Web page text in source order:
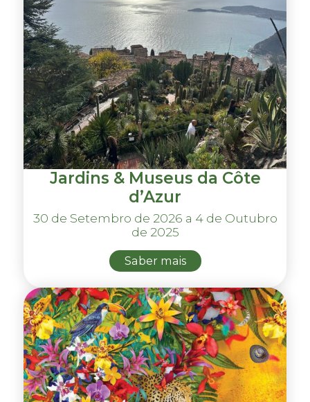
Jardins & Museus da Côte
d’Azur
30 de Setembro de 2026 a 4 de Outubro
de 2025
Saber mais